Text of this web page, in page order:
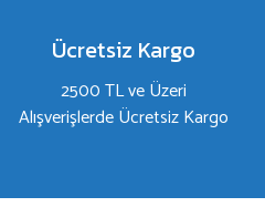
Bu ürüne benzer farklı
Ücretsiz Kargo
2500 TL ve Üzeri
Alışverişlerde Ücretsiz Kargo